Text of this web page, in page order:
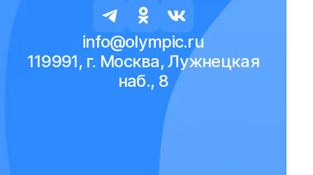
info@olympic.ru
119991, г. Москва, Лужнецкая
наб., 8